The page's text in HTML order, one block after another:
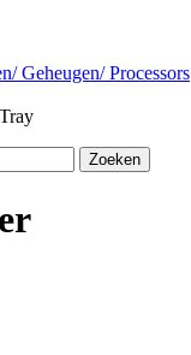
Geheugen/ Processors
Zoeken